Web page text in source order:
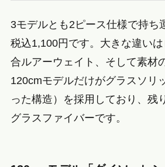
3モデルとも2ピース仕様で持ち
税込1,100円です。大きな違い
合ルアーウェイト、そして素材
120cmモデルだけがグラスソリ
った構造）を採用しており、残
グラスファイバーです。